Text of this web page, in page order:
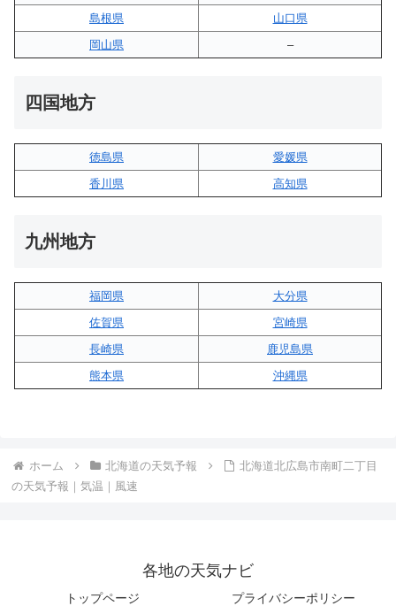
島根県
山口県
岡山県
–
四国地方
徳島県
愛媛県
香川県
高知県
九州地方
福岡県
大分県
佐賀県
宮崎県
長崎県
鹿児島県
熊本県
沖縄県
ホーム 北海道の天気予報
北海道北広島市南町二丁目
の天気予報｜気温｜風速
各地の天気ナビ
トップページ プライバシーポリシー